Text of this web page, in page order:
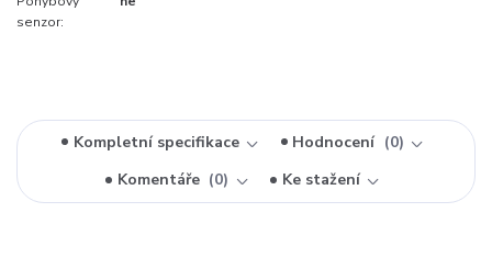
senzor:
Kompletní specifikace Hodnocení
0
Komentáře
0 Ke stažení